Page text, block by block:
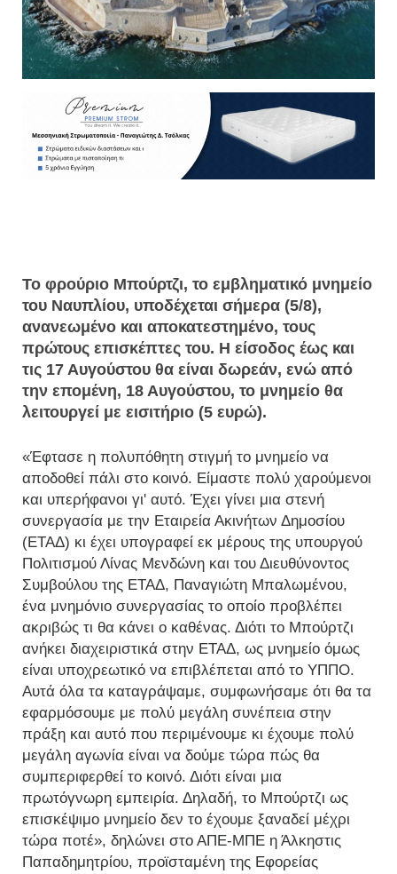
Το φρούριο Μπούρτζι, το εμβληματικό μνημείο
του Ναυπλίου, υποδέχεται σήμερα (5/8),
ανανεωμένο και αποκατεστημένο, τους
πρώτους επισκέπτες του. Η είσοδος έως και
τις 17 Αυγούστου θα είναι δωρεάν, ενώ από
την επομένη, 18 Αυγούστου, το μνημείο θα
λειτουργεί με εισιτήριο (5 ευρώ).
«Έφτασε η πολυπόθητη στιγμή το μνημείο να
αποδοθεί πάλι στο κοινό. Είμαστε πολύ χαρούμενοι
και υπερήφανοι γι' αυτό. Έχει γίνει μια στενή
συνεργασία με την Εταιρεία Ακινήτων Δημοσίου
(ΕΤΑΔ) κι έχει υπογραφεί εκ μέρους της υπουργού
Πολιτισμού Λίνας Μενδώνη και του Διευθύνοντος
Συμβούλου της ΕΤΑΔ, Παναγιώτη Μπαλωμένου,
ένα μνημόνιο συνεργασίας το οποίο προβλέπει
ακριβώς τι θα κάνει ο καθένας. Διότι το Μπούρτζι
ανήκει διαχειριστικά στην ΕΤΑΔ, ως μνημείο όμως
είναι υποχρεωτικό να επιβλέπεται από το ΥΠΠΟ.
Αυτά όλα τα καταγράψαμε, συμφωνήσαμε ότι θα τα
εφαρμόσουμε με πολύ μεγάλη συνέπεια στην
πράξη και αυτό που περιμένουμε κι έχουμε πολύ
μεγάλη αγωνία είναι να δούμε τώρα πώς θα
συμπεριφερθεί το κοινό. Διότι είναι μια
πρωτόγνωρη εμπειρία. Δηλαδή, το Μπούρτζι ως
επισκέψιμο μνημείο δεν το έχουμε ξαναδεί μέχρι
τώρα ποτέ», δηλώνει στο ΑΠΕ-ΜΠΕ η Άλκηστις
Παπαδημητρίου, προϊσταμένη της Εφορείας